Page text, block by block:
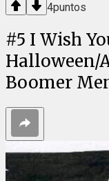
4puntos
#5 I Wish
Halloween/
Boomer